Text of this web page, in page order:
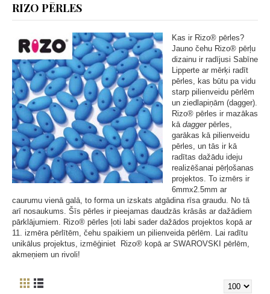
RIZO PĒRLES
Kas ir Rizo® pērles?
Jauno čehu Rizo® pērļu
dizainu ir radījusi Sabīne
Lipperte ar mērķi radīt
pērles, kas būtu pa vidu
starp pilienveidu pērlēm
un ziedlapiņām (dagger).
Rizo® pērles ir mazākas
kā dagger pērles,
garākas kā pilienveidu
pērles, un tās ir kā
radītas dažādu ideju
realizēšanai pērļošanas
projektos. To izmērs ir
6mmx2.5mm ar
caurumu vienā galā, to forma un izskats atgādina rīsa graudu. No tā
arī nosaukums. Šīs pērles ir pieejamas daudzās krāsās ar dažādiem
pārklājumiem. Rizo® pērles ļoti labi sader dažādos projektos kopā ar
11. izmēra pērlītēm, čehu spaikiem un pilienveida pērlēm. Lai radītu
unikālus projektus, izmēģiniet
Rizo® kopā ar SWAROVSKI pērlēm,
akmeņiem un rivoli!